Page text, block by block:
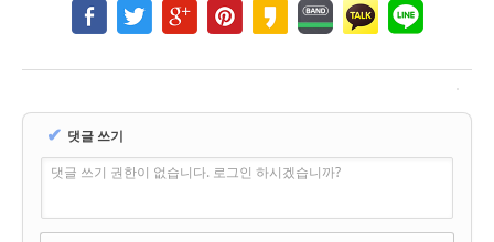
✔ 댓글 쓰기
댓글 쓰기 권한이 없습니다. 로그인 하시겠습니까?